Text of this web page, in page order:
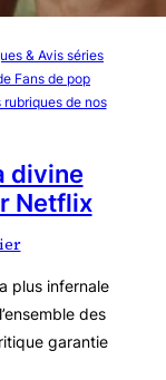
& Avis séries
Fans de pop
rubriques de nos
divine
Netflix
plus infernale
des
garantie